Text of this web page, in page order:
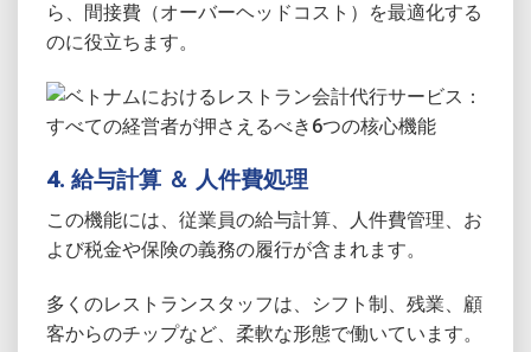
ら、間接費（オーバーヘッドコスト）を最適化する
のに役立ちます。
4. 給与計算 ＆ 人件費処理
この機能には、従業員の給与計算、人件費管理、お
よび税金や保険の義務の履行が含まれます。
多くのレストランスタッフは、シフト制、残業、顧
客からのチップなど、柔軟な形態で働いています。